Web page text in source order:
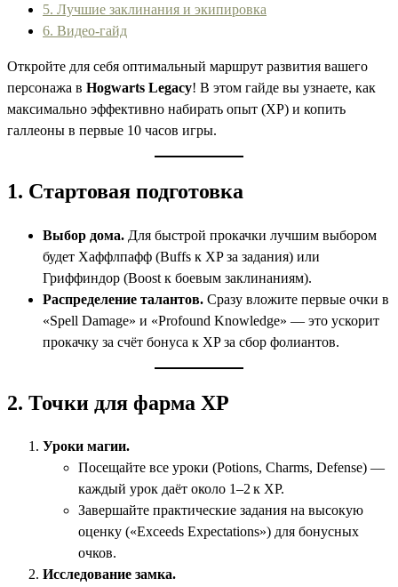
5. Лучшие заклинания и экипировка
6. Видео‑гайд
Откройте для себя оптимальный маршрут развития вашего
персонажа в Hogwarts Legacy! В этом гайде вы узнаете, как
максимально эффективно набирать опыт (XP) и копить
галлеоны в первые 10 часов игры.
1. Стартовая подготовка
Выбор дома. Для быстрой прокачки лучшим выбором
будет Хаффлпафф (Buffs к XP за задания) или
Гриффиндор (Boost к боевым заклинаниям).
Распределение талантов. Сразу вложите первые очки в
«Spell Damage» и «Profound Knowledge» — это ускорит
прокачку за счёт бонуса к XP за сбор фолиантов.
2. Точки для фарма XP
Уроки магии.
Посещайте все уроки (Potions, Charms, Defense) —
каждый урок даёт около 1–2 к XP.
Завершайте практические задания на высокую
оценку («Exceeds Expectations») для бонусных
очков.
Исследование замка.